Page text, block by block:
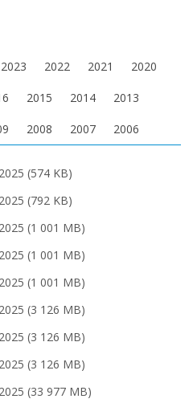
2023 2022 2021 2020
2015 2014 2013
2008 2007 2006
(574 KB)
(792 KB)
(1 001 MB)
(1 001 MB)
(1 001 MB)
(3 126 MB)
(3 126 MB)
(3 126 MB)
(33 977 MB)